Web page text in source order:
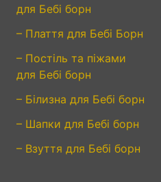
для Бебі борн
– Плаття для Бебі Борн
– Постіль та піжами
для Бебі борн
– Білизна для Бебі борн
– Шапки для Бебі борн
– Взуття для Бебі борн